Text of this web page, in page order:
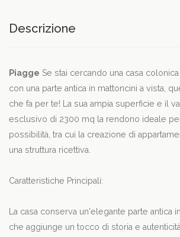
Descrizione
Piagge Se stai cercando una casa
con una parte antica in mattoncini a vista,
che fa per te! La sua ampia superficie e il
esclusivo di 2300 mq la rendono ideale
possibilità, tra cui la creazione di
una struttura ricettiva.
Caratteristiche Principali:
La casa conserva un'elegante parte antica
che aggiunge un tocco di storia e